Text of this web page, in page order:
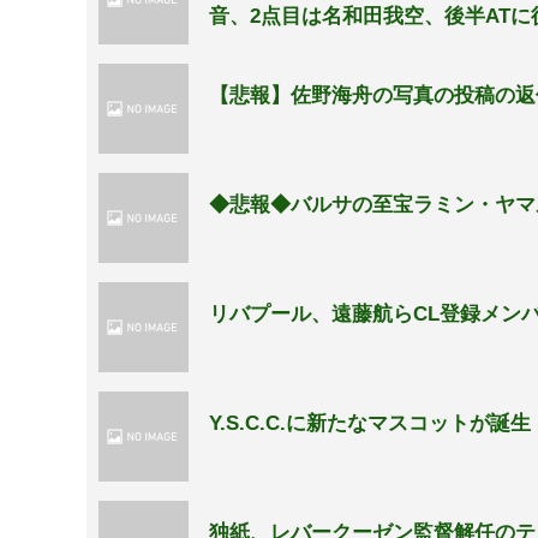
音、2点目は名和田我空、後半ATに
【悲報】佐野海舟の写真の投稿の
◆悲報◆バルサの至宝ラミン・ヤ
リバプール、遠藤航らCL登録メン
Y.S.C.C.に新たなマスコットが誕
独紙、レバークーゼン監督解任の